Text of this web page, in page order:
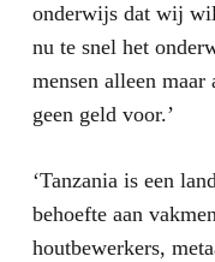
onderwijs dat wij
nu te snel het
mensen alleen maar
geen geld voor.’
‘Tanzania is een
behoefte aan
houtbewerkers,